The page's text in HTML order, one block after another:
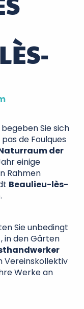
Sie sich
de Foulques
der
einige
Rahmen
Beaulieu-lès-
Sie unbedingt
, in den Gärten
Vereinskollektiv
Werke an